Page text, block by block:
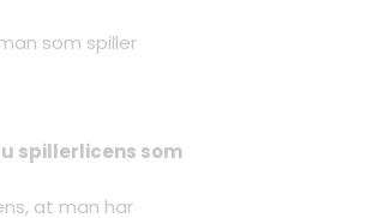
som spiller
spillerlicens som
at man har